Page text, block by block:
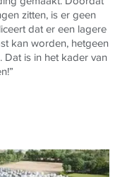
zitten, is er geen
dat er een lagere
kan worden, hetgeen
Dat is in het kader van